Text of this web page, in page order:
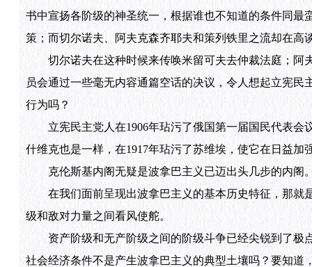
书中宣扬各阶级的神圣统一，根据谁也不知道的条件同
策；而切尔诺夫、阿夫克森齐耶夫和策列铁里之流却在
切尔诺夫在这种时候来传唤米留可夫去仲裁法庭；阿
员会通过一些毫无内容通篇空话的决议，令人想起立宪
行为吗？
立宪民主党人在1906年玷污了俄国第一届国民代表会
什维克也是一样，在1917年玷污了苏维埃，使它在日益
克伦斯基内阁无疑是波拿巴主义已迈出头几步的内阁
在我们面前呈现出波拿巴主义的基本历史特征，那就
级和敌对力量之间看风使舵。
资产阶级和无产阶级之间的阶级斗争已经尖锐到了极
社会经济条件不是产生波拿巴主义的典型土壤吗？要知